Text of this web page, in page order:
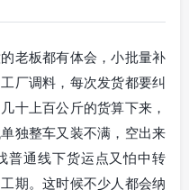
老板都有体会，小批量补
厂调料，每次发货都要纠
十上百公斤的货算下来，
独整车又装不满，空出来
普通线下货运点又怕中转
期。这时候不少人都会纳